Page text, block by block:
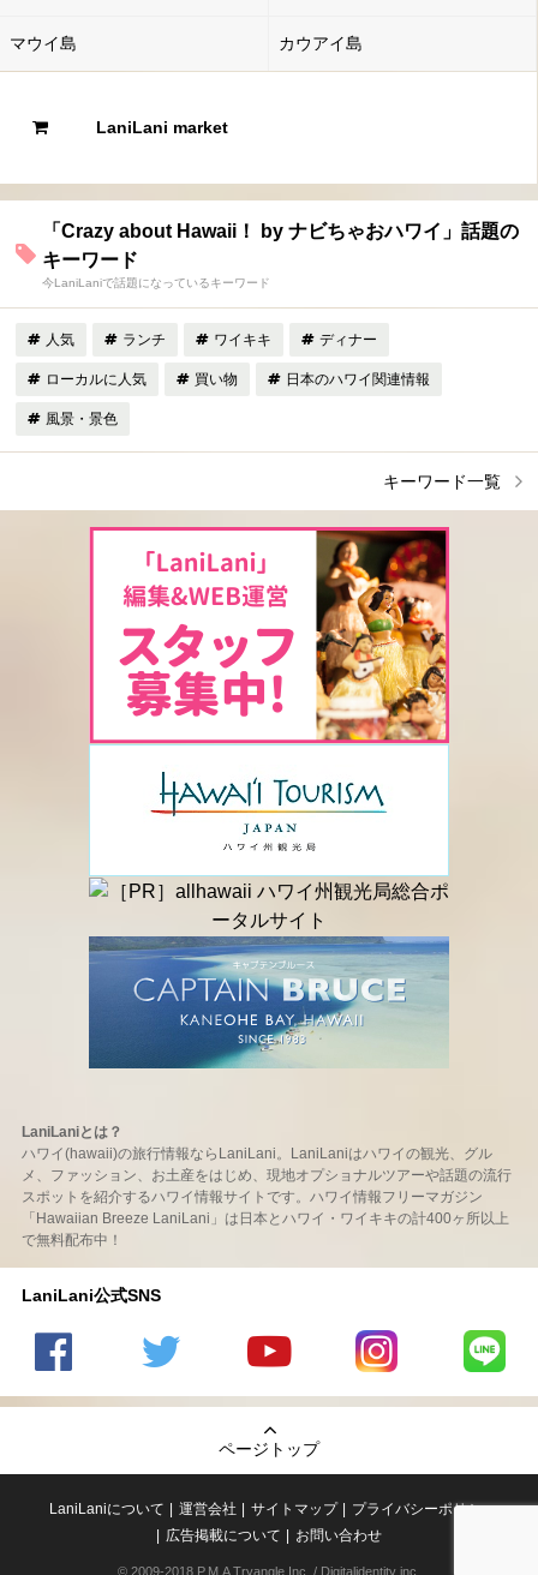
マウイ島 カウアイ島
LaniLani market
「Crazy about Hawaii！ by ナビちゃおハワイ」話題の
キーワード
今LaniLaniで話題になっているキーワード
人気 ランチ ワイキキ ディナー
ローカルに人気 買い物 日本のハワイ関連情報
風景・景色
キーワード一覧
LaniLaniとは？
ハワイ(hawaii)の旅行情報ならLaniLani。LaniLaniはハワイの観光、グル
メ、ファッション、お土産をはじめ、現地オプショナルツアーや話題の流行
スポットを紹介するハワイ情報サイトです。ハワイ情報フリーマガジン
「Hawaiian Breeze LaniLani」は日本とハワイ・ワイキキの計400ヶ所以上
で無料配布中！
LaniLani公式SNS
の
のtwitter
の
Youtube
チャンネ
LaniLani
LaniLani
ページトップ
LaniLaniについて 運営会社 サイトマップ
プライバシーポリシー
広告掲載について
お問い合わせ
© 2009-2018 P.M.A Tryangle,Inc. / Digitalidentity inc.